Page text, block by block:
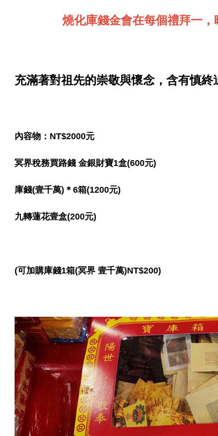
燒化庫錢金會在每個禮拜一，
充滿著對祖先的崇敬與懷念，含有慎
內容物：NT$2000元
冥界稅務買路錢 金銀財寶1盒(600元)
庫錢(壹千萬)＊6箱(1200元)
九轉蓮花壹盒(200元)
(可加購庫錢1箱(冥界 壹千萬)NT$200)